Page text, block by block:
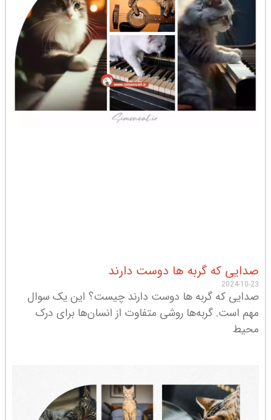
صدایی که گربه ها دوست دارند
2024-10-23
صدایی که گربه ها دوست دارند چیست؟ این یک سوال
مهم است. گربه‌ها روشی متفاوت از انسان‌ها برای درک
محیط